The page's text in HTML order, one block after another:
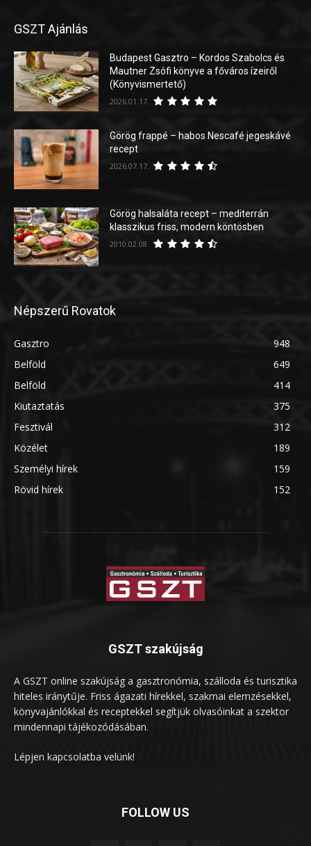
GSZT Ajánlás
Budapest Gasztro – Kordos Szabolcs és
Mautner Zsófi könyve a főváros ízeiről
(Könyvismertető)
2026.01.17.
Görög frappé – habos Nescafé jegeskávé
recept
2026.07.17.
Görög halsaláta recept – mediterrán
klasszikus friss, modern köntösben
2010.02.08.
Népszerű Rovatok
Gasztro
948
Belföld
649
Belföld
414
Kiutaztatás
375
Fesztivál
312
Közélet
189
Személyi hírek
159
Rövid hírek
152
GSZT szakújság
A GSZT online szakújság a gasztronómia, szálloda és turisztika
hiteles iránytűje. Friss ágazati hírekkel, szakmai elemzésekkel,
könyvajánlókkal és receptekkel segítjük olvasóinkat a szektor
mindennapi tájékozódásában.
Lépjen kapcsolatba velünk!
FOLLOW US